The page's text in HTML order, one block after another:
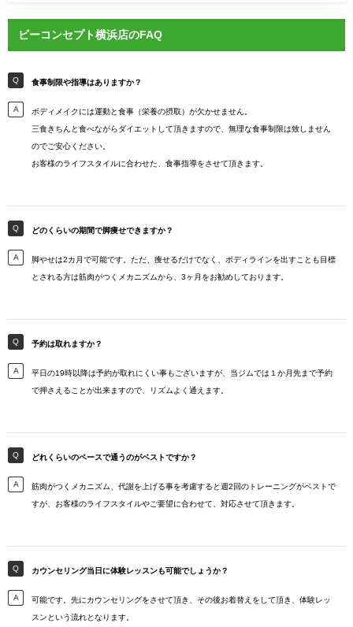
ビーコンセプト横浜店のFAQ
食事制限や指導はありますか？
ボディメイクには運動と食事（栄養の摂取）が欠かせません。
三食きちんと食べながらダイエットして頂きますので、無理な食事制限は致しません
のでご安心ください。
お客様のライフスタイルに合わせた、食事指導をさせて頂きます。
どのくらいの期間で脚痩せできますか？
脚やせは2カ月で可能です。ただ、痩せるだけでなく、ボディラインを出すことも目標
とされる方は筋肉がつくメカニズムから、3ヶ月をお勧めしております。
予約は取れますか？
平日の19時以降は予約が取れにくい事もございますが、当ジムでは１か月先まで予約
で押さえることが出来ますので、リズムよく通えます。
どれくらいのペースで通うのがベストですか？
筋肉がつくメカニズム、代謝を上げる事を考慮すると週2回のトレーニングがベストで
すが、お客様のライフスタイルやご要望に合わせて、対応させて頂きます。
カウンセリング当日に体験レッスンも可能でしょうか？
可能です。先にカウンセリングをさせて頂き、その後お着替えをして頂き、体験レッ
スンという流れとなります。